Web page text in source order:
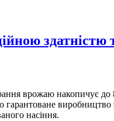
врожаю накопичує до
гарантоване виробництво
насіння.